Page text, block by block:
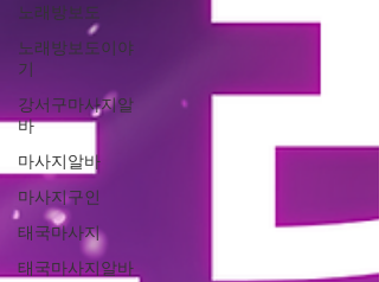
노래방보도
노래방보도이야
기
강서구마사지알
바
마사지알바
마사지구인
태국마사지
태국마사지알바